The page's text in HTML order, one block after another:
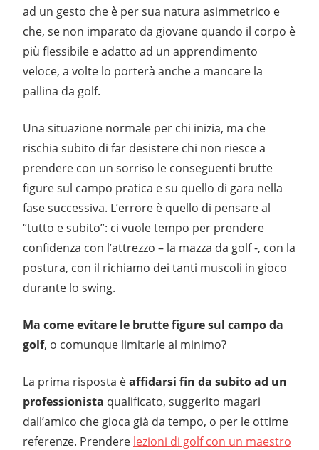
ad un gesto che è per sua natura asimmetrico e
che, se non imparato da giovane quando il corpo è
più flessibile e adatto ad un apprendimento
veloce, a volte lo porterà anche a mancare la
pallina da golf.
Una situazione normale per chi inizia, ma che
rischia subito di far desistere chi non riesce a
prendere con un sorriso le conseguenti brutte
figure sul campo pratica e su quello di gara nella
fase successiva. L’errore è quello di pensare al
“tutto e subito”: ci vuole tempo per prendere
confidenza con l’attrezzo – la mazza da golf -, con la
postura, con il richiamo dei tanti muscoli in gioco
durante lo swing.
Ma come evitare le brutte figure sul campo da
golf, o comunque limitarle al minimo?
La prima risposta èaffidarsi fin da subito ad un
professionista qualificato, suggerito magari
dall’amico che gioca già da tempo, o per le ottime
referenze. Prendere lezioni di golf con un maestro